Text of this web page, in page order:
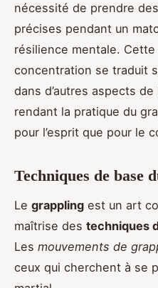
nécessité de prendre
précises pendant un
résilience mentale.
concentration se traduit
dans d’autres aspects
rendant la pratique du
pour l’esprit que pour le
Techniques de base
Le grappling est un art
maîtrise des techniques
Les mouvements de
ceux qui cherchent à se